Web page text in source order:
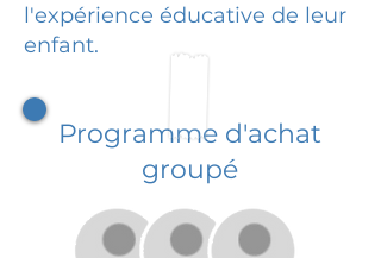
l'expérience éducative de leur
enfant.
Programme d'achat
groupé